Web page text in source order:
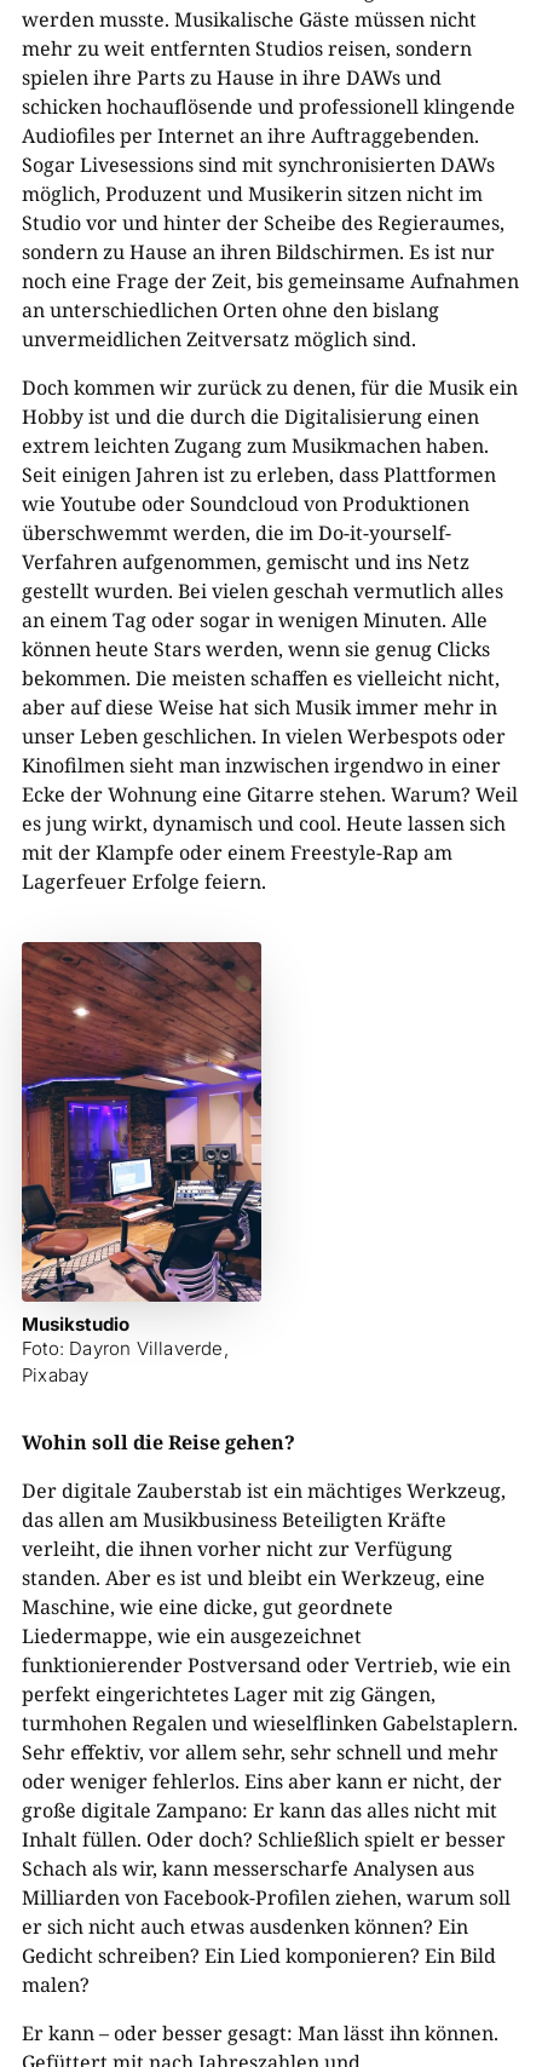
werden musste. Musikalische Gäste müssen nicht
mehr zu weit entfernten Studios reisen, sondern
spielen ihre Parts zu Hause in ihre DAWs und
schicken hochauflösende und professionell klingende
Audiofiles per Internet an ihre Auftraggebenden.
Sogar Livesessions sind mit synchronisierten DAWs
möglich, Produzent und Musikerin sitzen nicht im
Studio vor und hinter der Scheibe des Regieraumes,
sondern zu Hause an ihren Bildschirmen. Es ist nur
noch eine Frage der Zeit, bis gemeinsame Aufnahmen
an unterschiedlichen Orten ohne den bislang
unvermeidlichen Zeitversatz möglich sind.
Doch kommen wir zurück zu denen, für die Musik ein
Hobby ist und die durch die Digitalisierung einen
extrem leichten Zugang zum Musikmachen haben.
Seit einigen Jahren ist zu erleben, dass Plattformen
wie Youtube oder Soundcloud von Produktionen
überschwemmt werden, die im Do-it-yourself-
Verfahren aufgenommen, gemischt und ins Netz
gestellt wurden. Bei vielen geschah vermutlich alles
an einem Tag oder sogar in wenigen Minuten. Alle
können heute Stars werden, wenn sie genug Clicks
bekommen. Die meisten schaffen es vielleicht nicht,
aber auf diese Weise hat sich Musik immer mehr in
unser Leben geschlichen. In vielen Werbespots oder
Kinofilmen sieht man inzwischen irgendwo in einer
Ecke der Wohnung eine Gitarre stehen. Warum? Weil
es jung wirkt, dynamisch und cool. Heute lassen sich
mit der Klampfe oder einem Freestyle-Rap am
Lagerfeuer Erfolge feiern.
Musikstudio
Foto: Dayron Villaverde,
Pixabay
Wohin soll die Reise gehen?
Der digitale Zauberstab ist ein mächtiges Werkzeug,
das allen am Musikbusiness Beteiligten Kräfte
verleiht, die ihnen vorher nicht zur Verfügung
standen. Aber es ist und bleibt ein Werkzeug, eine
Maschine, wie eine dicke, gut geordnete
Liedermappe, wie ein ausgezeichnet
funktionierender Postversand oder Vertrieb, wie ein
perfekt eingerichtetes Lager mit zig Gängen,
turmhohen Regalen und wieselflinken Gabelstaplern.
Sehr effektiv, vor allem sehr, sehr schnell und mehr
oder weniger fehlerlos. Eins aber kann er nicht, der
große digitale Zampano: Er kann das alles nicht mit
Inhalt füllen. Oder doch? Schließlich spielt er besser
Schach als wir, kann messerscharfe Analysen aus
Milliarden von Facebook-Profilen ziehen, warum soll
er sich nicht auch etwas ausdenken können? Ein
Gedicht schreiben? Ein Lied komponieren? Ein Bild
malen?
Er kann – oder besser gesagt: Man lässt ihn können.